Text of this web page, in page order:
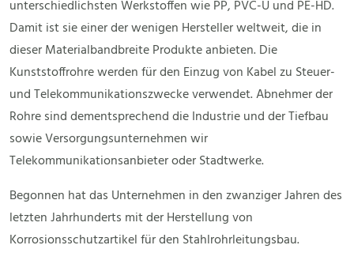
unterschiedlichsten Werkstoffen wie PP, PVC-U und PE-HD.
Damit ist sie einer der wenigen Hersteller weltweit, die in
dieser Materialbandbreite Produkte anbieten. Die
Kunststoffrohre werden für den Einzug von Kabel zu Steuer-
und Telekommunikationszwecke verwendet. Abnehmer der
Rohre sind dementsprechend die Industrie und der Tiefbau
sowie Versorgungsunternehmen wir
Telekommunikationsanbieter oder Stadtwerke.
Begonnen hat das Unternehmen in den zwanziger Jahren des
letzten Jahrhunderts mit der Herstellung von
Korrosionsschutzartikel für den Stahlrohrleitungsbau.